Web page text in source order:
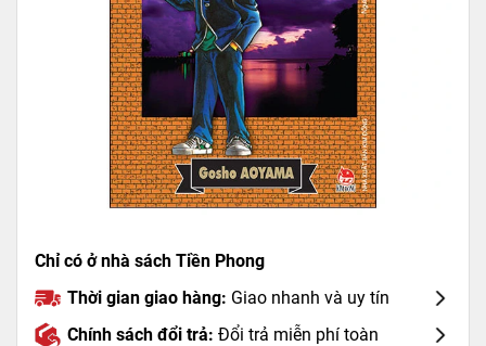
Chỉ có ở nhà sách Tiền Phong
Thời gian giao hàng: Giao nhanh và uy tín
Chính sách đổi trả: Đổi trả miễn phí toàn